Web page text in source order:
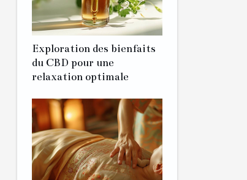
Exploration des bienfaits
du CBD pour une
relaxation optimale